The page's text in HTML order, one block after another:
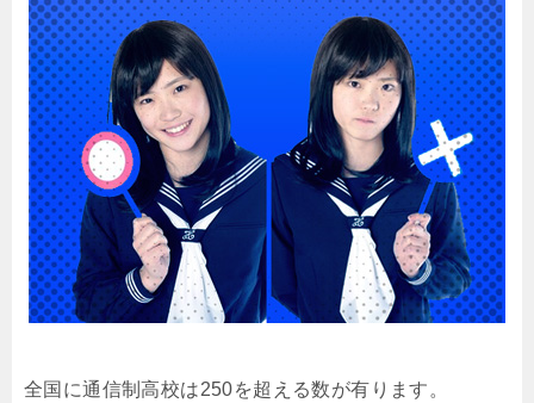
全国に通信制高校は250を超える数が有ります。